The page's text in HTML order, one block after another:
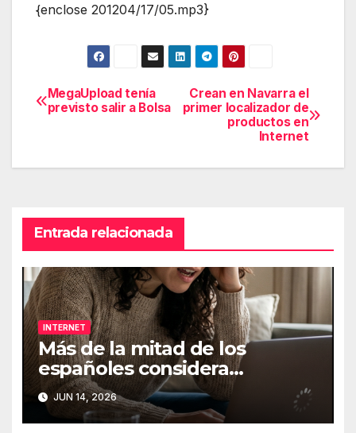
{enclose 201204/17/05.mp3}
Navegación
entradas
Crean en Navarra el
primer localizador de
productos en
Internet
MegaUpload tenía
previsto salir a Bolsa
Entrada relacionada
INTERNET
Más de la mitad de los
españoles considera
fundamental la conexión a
Internet
JUN 14, 2026